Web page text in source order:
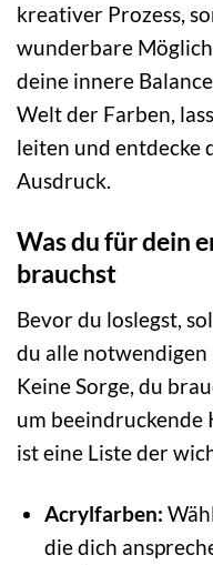
kreativer Prozess,
wunderbare
deine innere
Welt der Farben,
leiten und entdecke
Ausdruck.
Was du für dein
brauchst
Bevor du loslegst,
du alle
Keine Sorge, du
um beeindruckende
ist eine Liste der
Acrylfarben:
die dich